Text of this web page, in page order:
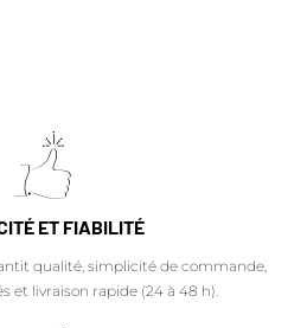
ET FIABILITÉ
qualité, simplicité de commande,
et livraison rapide (24 à 48 h).